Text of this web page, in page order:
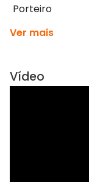
Porteiro
Ver mais
Vídeo